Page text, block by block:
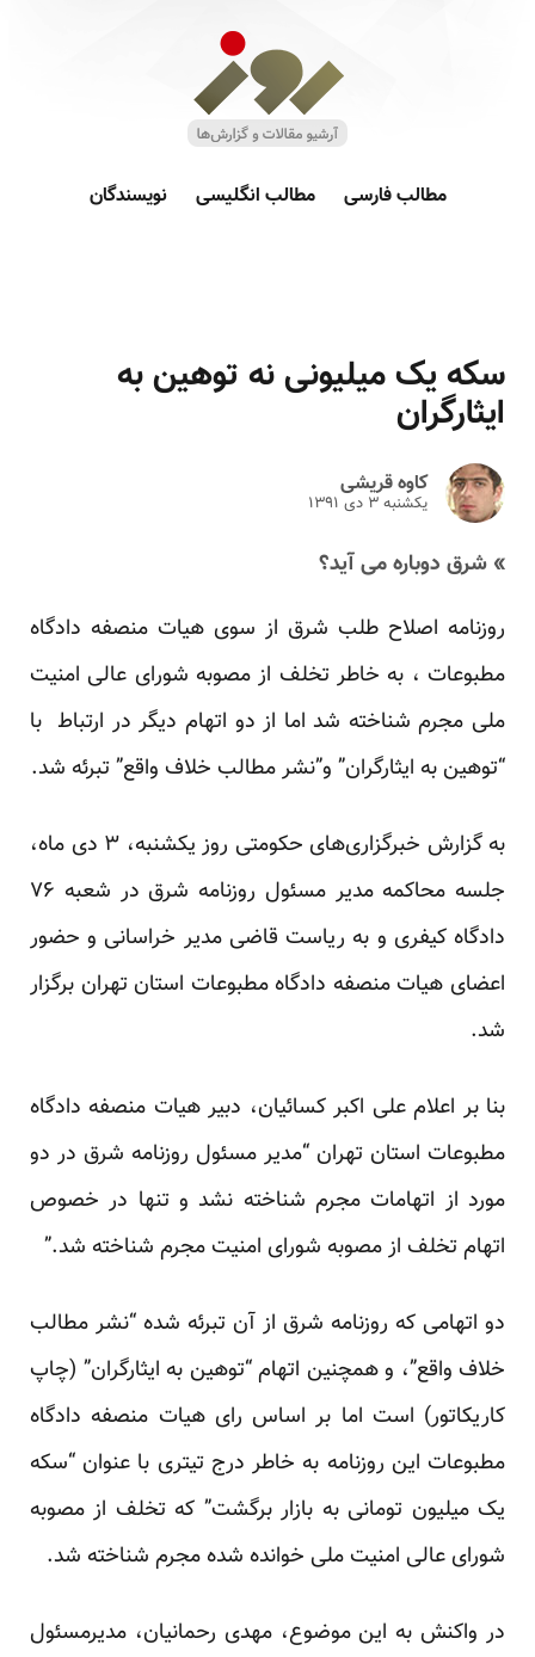
مطالب فارسی مطالب انگلیسی نویسندگان
سکه یک میلیونی نه توهین به
ایثارگران
کاوه قریشی
یکشنبه ۳ دى ۱۳۹۱
» شرق دوباره می آید؟
روزنامه اصلاح طلب شرق‌ از سوی هیات منصفه دادگاه
مطبوعات ، به خاطر تخلف از مصوبه شورای عالی امنیت
ملی مجرم شناخته شد اما از دو اتهام دیگر در ارتباط با
“توهین به ایثارگران” و”نشر مطالب خلاف واقع” تبرئه شد.
به گزارش خبرگزاری‌های حکومتی روز یکشنبه، ۳ دی ماه،
جلسه محاکمه مدیر مسئول روزنامه شرق در شعبه ۷۶
دادگاه کیفری و به ریاست قاضی مدیر خراسانی و حضور
اعضای هیات منصفه دادگاه مطبوعات استان تهران برگزار
شد.
بنا بر اعلام علی اکبر کسائیان، دبیر هیات منصفه دادگاه
مطبوعات استان تهران “مدیر مسئول روزنامه شرق در دو
مورد از اتهامات مجرم شناخته نشد و تنها در خصوص
اتهام تخلف از مصوبه شورای امنیت مجرم شناخته شد.”
دو اتهامی که روزنامه شرق از آن تبرئه شده “نشر مطالب
خلاف واقع”، و همچنین اتهام “توهین به ایثارگران” (چاپ
کاریکاتور) است اما بر اساس رای هیات منصفه دادگاه
مطبوعات این روزنامه به خاطر درج تیتری با عنوان “سکه
یک میلیون تومانی به بازار برگشت” که تخلف از مصوبه
شورای عالی امنیت ملی خوانده شده مجرم شناخته شد.
در واکنش به این موضوع، مهدی رحمانیان، مدیرمسئول